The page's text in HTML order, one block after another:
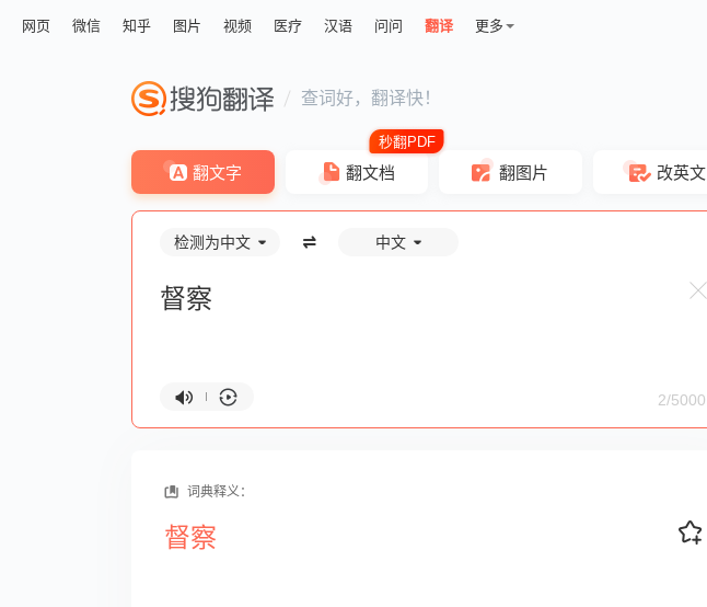
网页 微信 知乎 图片 视频 医疗 汉语 问问 翻译 更多
查词好，翻译快！
翻文字 翻文档 翻图片 改英文
检测为中文 中文
2/5000
词典释义：
督察